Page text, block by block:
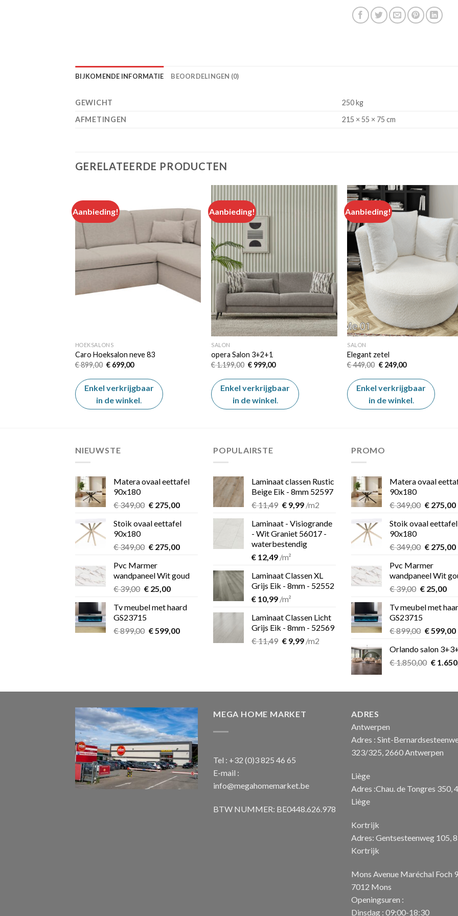
BIJKOMENDE INFORMATIE BEOORDELINGEN (0)
GEWICHT
250 kg
AFMETINGEN
215 × 55 × 75 cm
GERELATEERDE PRODUCTEN
Aanbieding!
Add to
wishlist
HOEKSALONS
Caro Hoeksalon neve 83
€899,00 Oorspronkelijke
was:
€ 899,00.
€ 699,00Huidige
is:
€ 699,00.
Enkel verkrijgbaar
in de winkel.
Aanbieding!
SALON
opera Salon 3+2+1
€1.199,00 Oorspronkelijke
was:
€ 1.199,00.
€ 999,00Huidige
is:
€ 999,00.
Enkel verkrijgbaar
in de winkel.
Aanbieding!
SALON
Elegant zetel
€449,00 Oorspronkelijke
was:
€ 449,00.
€249,00Huidige
is:
€ 249,00.
Enkel verkrijgbaar
in de winkel.
NIEUWSTE
Matera ovaal eettafel
90x180
€349,00 Oorspronkelijke
was:
€275,00Huidige
is:
Stoik ovaal eettafel
90x180
€349,00 Oorspronkelijke
was:
€ 349,00.
€275,00Huidige
€ 275,00.
Pvc Marmer
wandpaneel Wit goud
€39,00 Oorspronkelijke
was:
€ 39,00.
€25,00Huidige
is:
Tv meubel met haard
GS23715
€899,00 Oorspronkelijke
€599,00Huidige
POPULAIRSTE
Laminaat classen Rustic
Beige Eik - 8mm 52597
€11,49 Oorspronkelijke
was:
€ 11,49.
€9,99Huidige
is:
€ 9,99.
/m2
Laminaat - Visiogrande
- Wit Graniet 56017 -
waterbestendig
€ 12,49 /m²
Laminaat Classen XL
Grijs Eik - 8mm - 52552
€ 10,99 /m²
Laminaat Classen Licht
Grijs Eik - 8mm - 52569
€11,49 Oorspronkelijke
€9,99Huidige
/m2
PROMO
Matera ovaal
90x180
€349,00
was:
€275,00
is:
Stoik ovaal eettafel
90x180
€349,00
was:
€ 349,00.
€275,00
Pvc Marmer
wandpaneel Wit
€39,00
was:
€ 39,00.
€25,00
is:
Tv meubel met
GS23715
€899,00
was:
€ 899,00.
€599,00
Orlando salon
€1.850,00
€
€
MEGA HOME MARKET
Tel : +32 (0)3 825 46 65
E-mail :
info@megahomemarket.be
BTW NUMMER: BE0448.626.978
ADRES
Antwerpen
Adres : Sint-
323/325, 2660 Antwerpen
Liège
Adres :Chau. de Tongres 350,
Liège
Kortrijk
Adres: Gentsesteenweg 105,
Kortrijk
Mons Avenue Maréchal Foch
7012 Mons
Openingsuren :
Dinsdag : 09:00-18:30